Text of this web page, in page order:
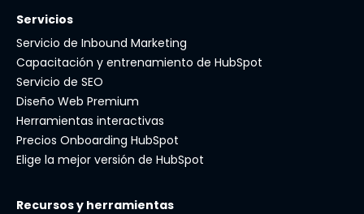
Servicios
Servicio de Inbound Marketing
Capacitación y entrenamiento de HubSpot
Servicio de SEO
Diseño Web Premium
Herramientas interactivas
Precios Onboarding HubSpot
Elige la mejor versión de HubSpot
Recursos y herramientas